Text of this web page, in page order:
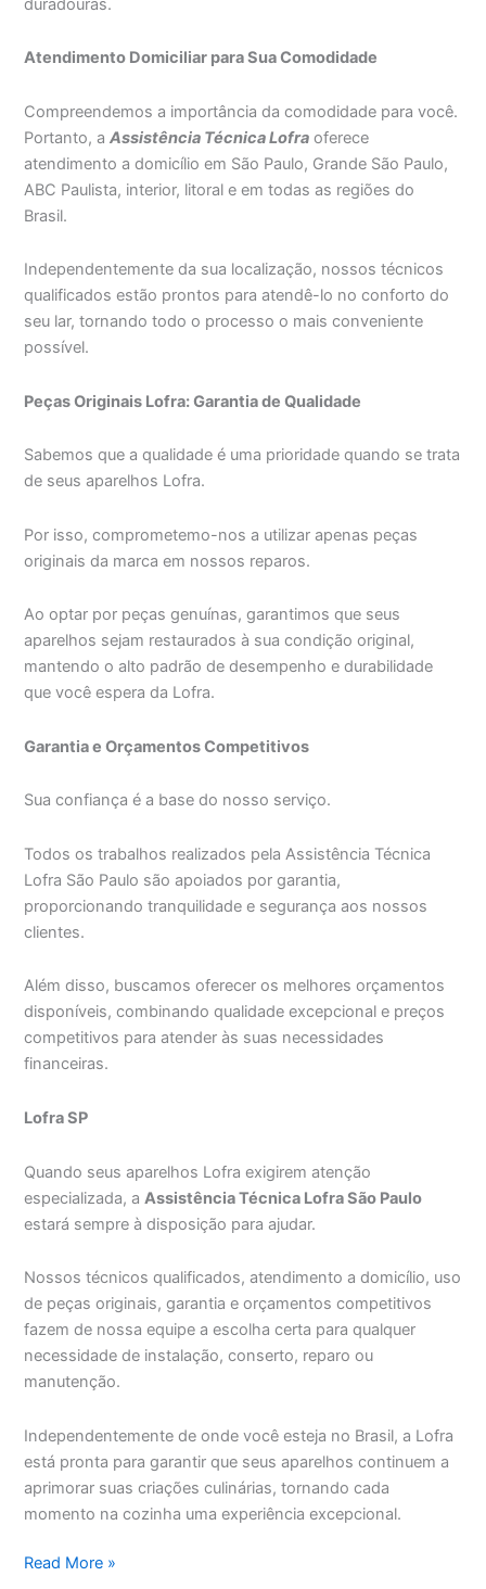
duradouras.
Atendimento Domiciliar para Sua Comodidade
Compreendemos a importância da comodidade para você.
Portanto, aAssistência Técnica Lofra oferece
atendimento a domicílio em São Paulo, Grande São Paulo,
ABC Paulista, interior, litoral e em todas as regiões do
Brasil.
Independentemente da sua localização, nossos técnicos
qualificados estão prontos para atendê-lo no conforto do
seu lar, tornando todo o processo o mais conveniente
possível.
Peças Originais Lofra: Garantia de Qualidade
Sabemos que a qualidade é uma prioridade quando se trata
de seus aparelhos Lofra.
Por isso, comprometemo-nos a utilizar apenas peças
originais da marca em nossos reparos.
Ao optar por peças genuínas, garantimos que seus
aparelhos sejam restaurados à sua condição original,
mantendo o alto padrão de desempenho e durabilidade
que você espera da Lofra.
Garantia e Orçamentos Competitivos
Sua confiança é a base do nosso serviço.
Todos os trabalhos realizados pela Assistência Técnica
Lofra São Paulo são apoiados por garantia,
proporcionando tranquilidade e segurança aos nossos
clientes.
Além disso, buscamos oferecer os melhores orçamentos
disponíveis, combinando qualidade excepcional e preços
competitivos para atender às suas necessidades
financeiras.
Lofra SP
Quando seus aparelhos Lofra exigirem atenção
especializada, a Assistência Técnica Lofra São Paulo
estará sempre à disposição para ajudar.
Nossos técnicos qualificados, atendimento a domicílio, uso
de peças originais, garantia e orçamentos competitivos
fazem de nossa equipe a escolha certa para qualquer
necessidade de instalação, conserto, reparo ou
manutenção.
Independentemente de onde você esteja no Brasil, a Lofra
está pronta para garantir que seus aparelhos continuem a
aprimorar suas criações culinárias, tornando cada
momento na cozinha uma experiência excepcional.
Assistência
Read More »